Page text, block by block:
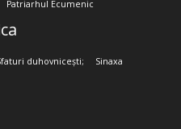
Patriarhul Ecumenic
duhovnicești; Sinaxa